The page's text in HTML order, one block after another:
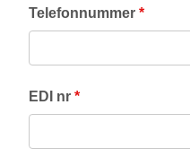
Telefonnummer *
EDI nr *